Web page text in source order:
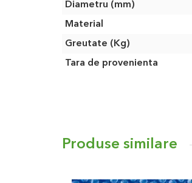
Diametru (mm)
Material
Greutate (Kg)
Tara de provenienta
Produse similare